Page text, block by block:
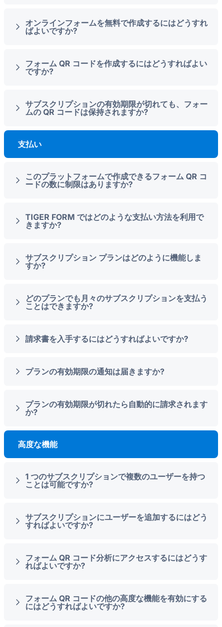
オンラインフォームを無料で作成するにはどうすれ
ばよいですか?
フォーム QR コードを作成するにはどうすればよい
ですか?
サブスクリプションの有効期限が切れても、フォー
ムの QR コードは保持されますか?
支払い
このプラットフォームで作成できるフォーム QR コ
ードの数に制限はありますか?
TIGER FORM ではどのような支払い方法を利用で
きますか?
サブスクリプション プランはどのように機能しま
すか?
どのプランでも月々のサブスクリプションを支払う
ことはできますか?
請求書を入手するにはどうすればよいですか?
プランの有効期限の通知は届きますか?
プランの有効期限が切れたら自動的に請求されます
か?
高度な機能
1 つのサブスクリプションで複数のユーザーを持つ
ことは可能ですか?
サブスクリプションにユーザーを追加するにはどう
すればよいですか?
フォーム QR コード分析にアクセスするにはどうす
ればよいですか?
フォーム QR コードの他の高度な機能を有効にする
にはどうすればよいですか?